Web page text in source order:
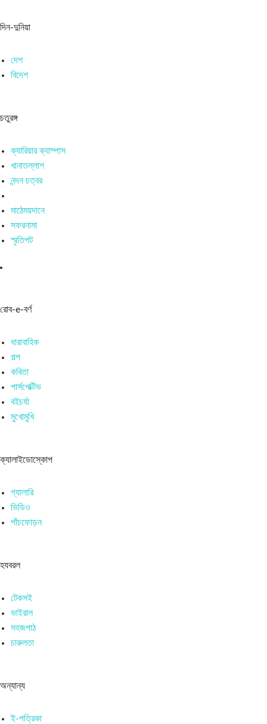
দিন-দুনিয়া
দেশ
বিদেশ
চতুরঙ্গ
ক্যারিয়ার ক্যাম্পাস
খানাতল্লাশ
নন্দন চত্বর
মাঠেময়দানে
সফরনামা
স্মৃতিপট
রোব-e-বর্ণ
ধারাবাহিক
গল্প
কবিতা
পার্সপেক্টিভ
বইচর্যা
মুখোমুখি
ক্যালাইডোস্কোপ
গ্যালারি
ভিডিও
পাঁচফোড়ন
হযবরল
টেকসই
ভাইরাল
সহজপাঠ
চারুলতা
অন্যান্য
ই-পত্রিকা